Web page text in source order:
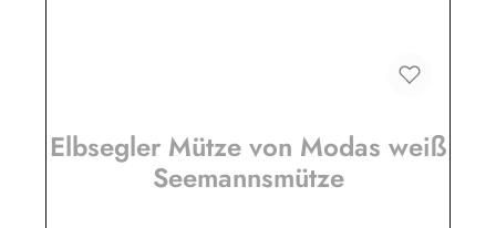
Elbsegler Mütze von Modas weiß
Seemannsmütze